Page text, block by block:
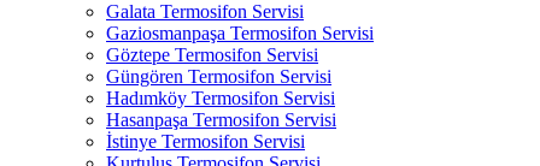
Galata Termosifon Servisi
Gaziosmanpaşa Termosifon Servisi
Göztepe Termosifon Servisi
Güngören Termosifon Servisi
Hadımköy Termosifon Servisi
Hasanpaşa Termosifon Servisi
İstinye Termosifon Servisi